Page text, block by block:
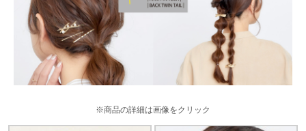
※商品の詳細は画像をクリック